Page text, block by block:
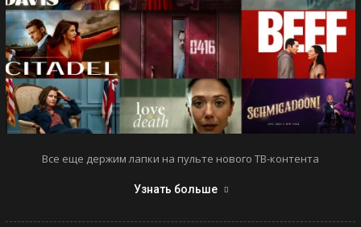
Все еще держим лапки на пульте нового ТВ-контента
Узнать больше